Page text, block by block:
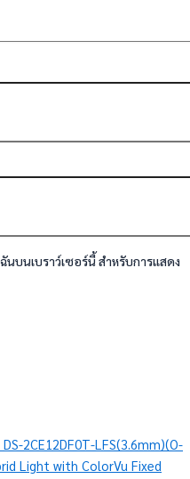
บนเบราว์เซอร์นี้ สำหรับการแสดง